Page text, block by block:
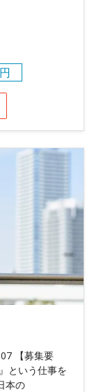
【募集要
という仕事を
本の